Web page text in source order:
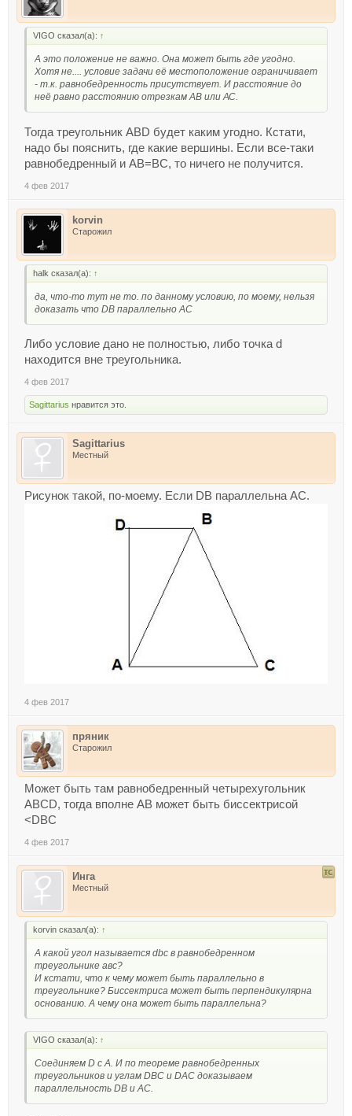
VIGO сказал(а): ↑
А это положение не важно. Она может быть где угодно.
Хотя не.... условие задачи её местоположение ограничивает
- т.к. равнобедренность присутствует. И расстояние до
неё равно расстоянию отрезкам AB или АС.
Тогда треугольник ABD будет каким угодно. Кстати,
надо бы пояснить, где какие вершины. Если все-таки
равнобедренный и AB=BC, то ничего не получится.
4 фев 2017
korvin
Старожил
halk сказал(а): ↑
да, что-то тут не то. по данному условию, по моему, нельзя
доказать что DB параллельно АC
Либо условие дано не полностью, либо точка d
находится вне треугольника.
4 фев 2017
Sagittarius нравится это.
Sagittarius
Местный
Рисунок такой, по-моему. Если DB параллельна АС.
4 фев 2017
пряник
Старожил
Может быть там равнобедренный четырехугольник
ABCD, тогда вполне AB может быть биссектрисой
<DBC
4 фев 2017
Инга
Местный
korvin сказал(а): ↑
А какой угол называется dbc в равнобедренном
треугольнике авс?
И кстати, что к чему может быть параллельно в
треугольнике? Биссектриса может быть перпендикулярна
основанию. А чему она может быть параллельна?
VIGO сказал(а): ↑
Соединяем D с А. И по теореме равнобедренных
треугольников и углам DBC и DAC доказываем
параллельность DB и AC.